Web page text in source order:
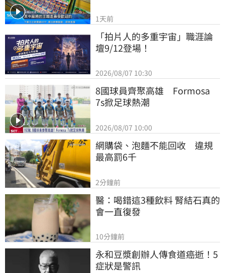
1天前
「拍片人的多重宇宙」職涯論
壇9/12登場！
2026/08/07 10:30
8國球員齊聚高雄　Formosa
7s掀足球熱潮
2026/08/07 10:00
網購袋、泡麵不能回收　違規
最高罰6千
2分鐘前
醫：喝錯這3種飲料 腎結石真的
會一直復發
10分鐘前
永和豆漿創辦人傳食道癌逝！5
症狀是警訊